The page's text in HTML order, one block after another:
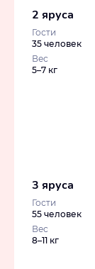
2 яруса
Гости
35 человек
Вес
5–7 кг
3 яруса
Гости
55 человек
Вес
8–11 кг